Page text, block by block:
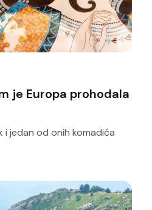
je Europa prohodala
jedan od onih komadića